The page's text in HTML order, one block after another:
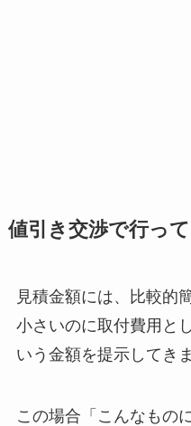
値引き交渉で行っ
見積金額には、比較的
小さいのに取付費用と
いう金額を提示してきま
この場合「こんなもの